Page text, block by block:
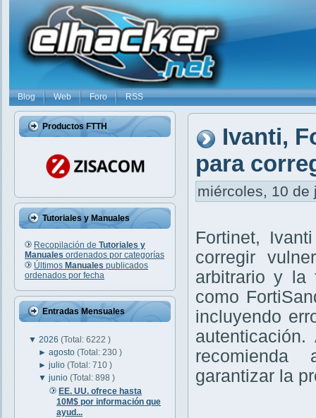
Blog Web Foro RSS
Productos FTTH
Tutoriales y Manuales
Recopilación de Tutoriales y
Manuales ordenados por categorías
Últimos Manuales publicados
ordenados por fecha
Entradas Mensuales
▼ 2026 (Total: 6222 )
►agosto(Total: 230 )
►julio(Total: 710 )
▼junio(Total: 898 )
EE. UU. ofrece hasta
10M$ por información que
ayud...
Ivanti,
para
miércoles, 10 de
Fortinet,
corregir
arbitrario y la
como
incluyendo
recomienda
garantizar la